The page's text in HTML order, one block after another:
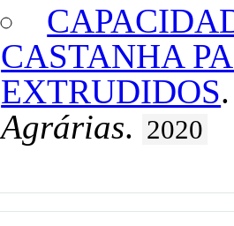
CASTANHA
EXTRUDIDOS
Agrárias. 2020